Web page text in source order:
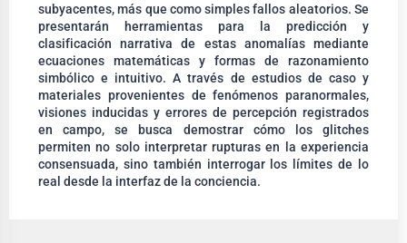
subyacentes, más que como simples fallos aleatorios. Se
presentarán herramientas para la predicción y
clasificación narrativa de estas anomalías mediante
ecuaciones matemáticas y formas de razonamiento
simbólico e intuitivo. A través de estudios de caso y
materiales provenientes de fenómenos paranormales,
visiones inducidas y errores de percepción registrados
en campo, se busca demostrar cómo los glitches
permiten no solo interpretar rupturas en la experiencia
consensuada, sino también interrogar los límites de lo
real desde la interfaz de la conciencia.